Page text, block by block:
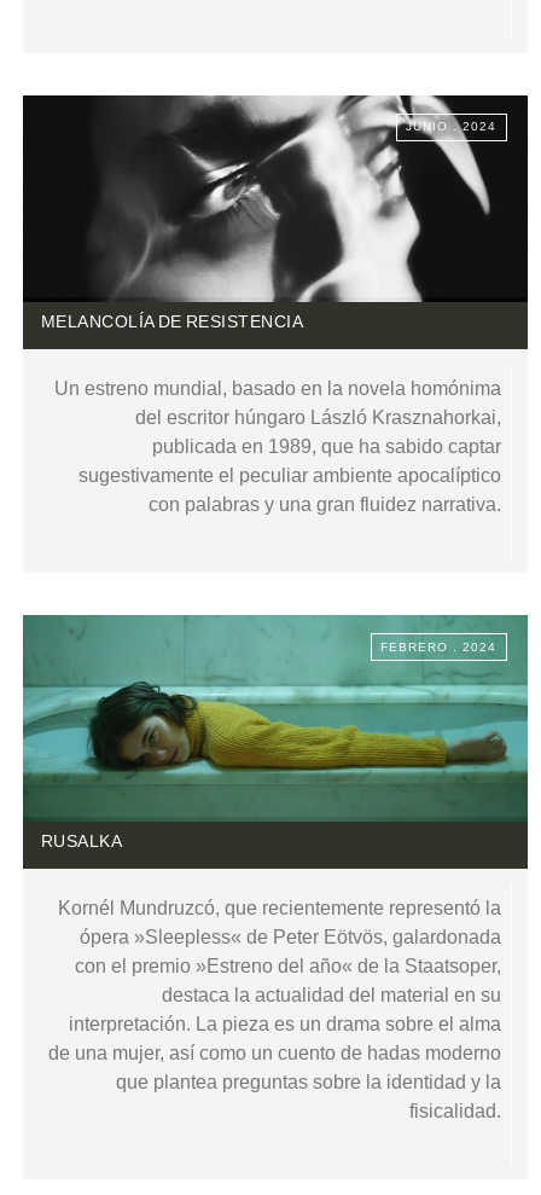
JUNIO . 2024
MELANCOLÍA DE RESISTENCIA
Un estreno mundial, basado en la novela homónima
del escritor húngaro László Krasznahorkai,
publicada en 1989, que ha sabido captar
sugestivamente el peculiar ambiente apocalíptico
con palabras y una gran fluidez narrativa.
FEBRERO . 2024
RUSALKA
Kornél Mundruzcó, que recientemente representó la
ópera »Sleepless« de Peter Eötvös, galardonada
con el premio »Estreno del año« de la Staatsoper,
destaca la actualidad del material en su
interpretación. La pieza es un drama sobre el alma
de una mujer, así como un cuento de hadas moderno
que plantea preguntas sobre la identidad y la
fisicalidad.